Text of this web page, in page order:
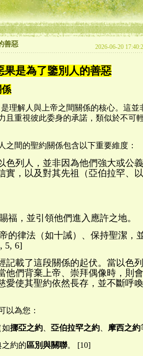
善惡 2026-06-20
果是為了鑒別人的善惡
理解人與上帝之間關係的核心。這並
且重視彼此委身的承諾，類似於不可
之間的聖約關係包含以下重要維度：
色列人，並非因為他們強大或公
實，以及對其先祖（亞伯拉罕、
福，並引領他們進入應許之地。
的律法（如十誡）、保持聖潔，
5, 6]
記載了這段關係的起伏。當以色
他們背棄上帝、崇拜偶像時，則
愛使其聖約依然長存，並不斷呼
以為您：
如挪亞之約、 亞伯拉罕之約、 摩西之約
約的 區別與關聯。 [10]